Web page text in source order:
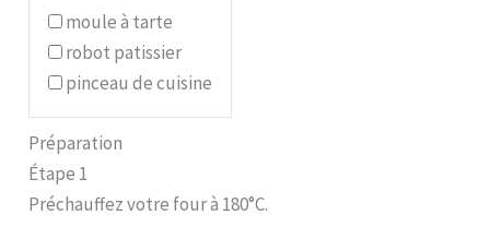
moule à tarte
robot patissier
pinceau de cuisine
Préparation
Étape 1
Préchauffez votre four à 180°C.